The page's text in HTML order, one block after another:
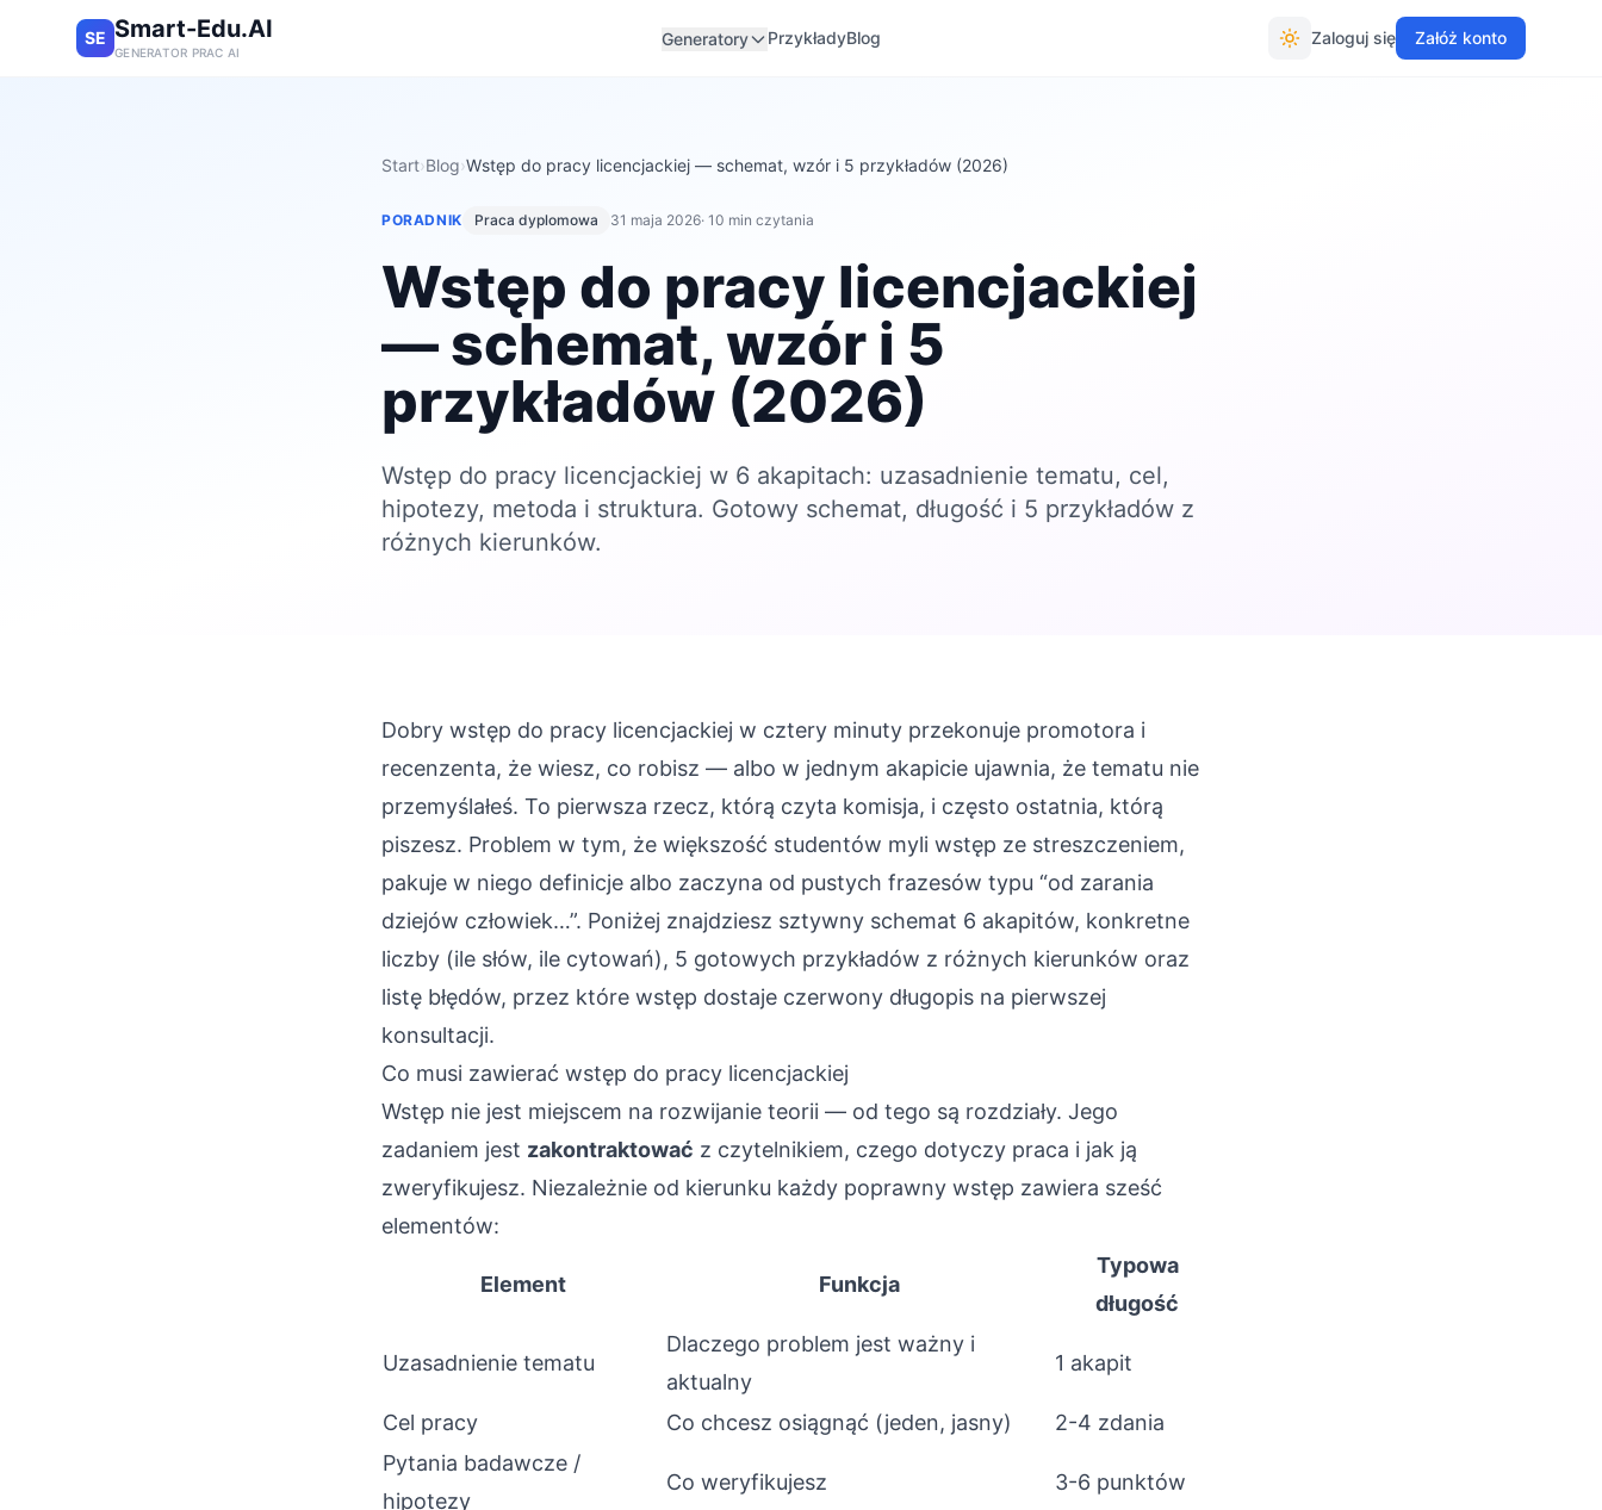
SE Smart-Edu.AI
GENERATOR PRAC AI
Generatory PrzykładyBlog Zaloguj się Załóż konto
Start›Blog›Wstęp do pracy licencjackiej — schemat, wzór i 5 przykładów (2026)
PORADNIK Praca dyplomowa 31 maja 2026· 10 min czytania
Wstęp do pracy licencjackiej
— schemat, wzór i 5
przykładów (2026)
Wstęp do pracy licencjackiej w 6 akapitach: uzasadnienie tematu, cel,
hipotezy, metoda i struktura. Gotowy schemat, długość i 5 przykładów z
różnych kierunków.
Dobry wstęp do pracy licencjackiej w cztery minuty przekonuje promotora i
recenzenta, że wiesz, co robisz — albo w jednym akapicie ujawnia, że tematu nie
przemyślałeś. To pierwsza rzecz, którą czyta komisja, i często ostatnia, którą
piszesz. Problem w tym, że większość studentów myli wstęp ze streszczeniem,
pakuje w niego definicje albo zaczyna od pustych frazesów typu “od zarania
dziejów człowiek…”. Poniżej znajdziesz sztywny schemat 6 akapitów, konkretne
liczby (ile słów, ile cytowań), 5 gotowych przykładów z różnych kierunków oraz
listę błędów, przez które wstęp dostaje czerwony długopis na pierwszej
konsultacji.
Co musi zawierać wstęp do pracy licencjackiej
Wstęp nie jest miejscem na rozwijanie teorii — od tego są rozdziały. Jego
zadaniem jest zakontraktować z czytelnikiem, czego dotyczy praca i jak ją
zweryfikujesz. Niezależnie od kierunku każdy poprawny wstęp zawiera sześć
elementów:
Element Funkcja
Typowa
długość
Uzasadnienie tematu
Dlaczego problem jest ważny i
aktualny
1 akapit
Cel pracy Co chcesz osiągnąć (jeden, jasny)
2-4 zdania
Pytania badawcze /
hipotezy
Co weryfikujesz 3-6 punktów